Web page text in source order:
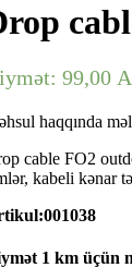
99,00
haqqında
cable FO2
kabeli kənar
1 km üçün